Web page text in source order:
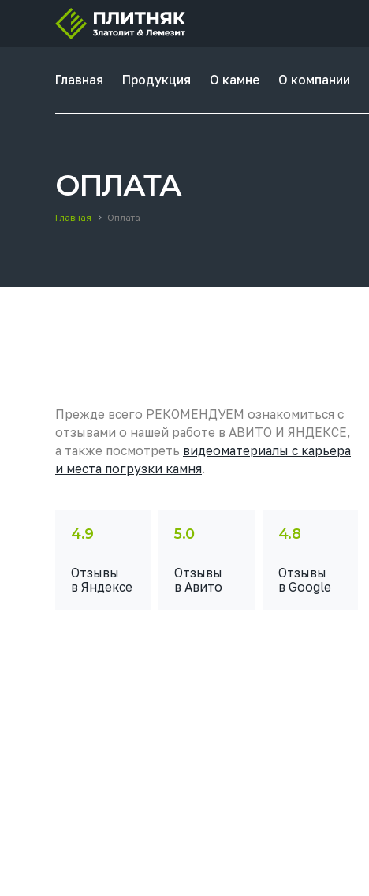
Главная Продукция О камне О компании
ОПЛАТА
Главная Оплата
Прежде всего РЕКОМЕНДУЕМ ознакомиться с
отзывами о нашей работе в АВИТО И ЯНДЕКСЕ,
а также посмотреть видеоматериалы с карьера
и места погрузки камня.
4.9
Отзывы
в Яндексе
5.0
Отзывы
в Авито
4.8
Отзывы
в Google